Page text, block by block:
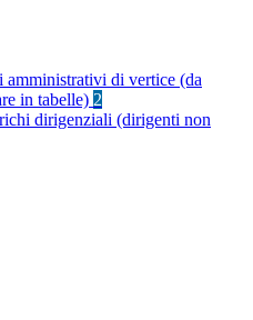
amministrativi di vertice (da
in tabelle) 2
dirigenziali (dirigenti non